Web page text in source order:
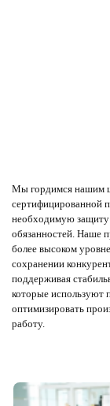
Мы гордимся нашим
сертифицированной
необходимую
обязанностей. Наше
более высоком
сохранении
поддерживая
которые используют
оптимизировать
работу.